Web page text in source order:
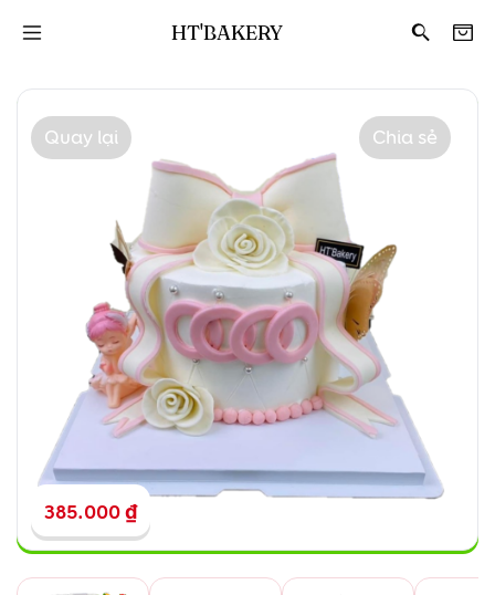
385.000₫
Quay lại Chia sẻ
HT'BAKERY